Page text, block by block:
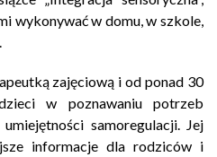
wykonywać w domu, w szkole,
zajęciową i od ponad 30
w poznawaniu potrzeb
samoregulacji. Jej
informacje dla rodziców i